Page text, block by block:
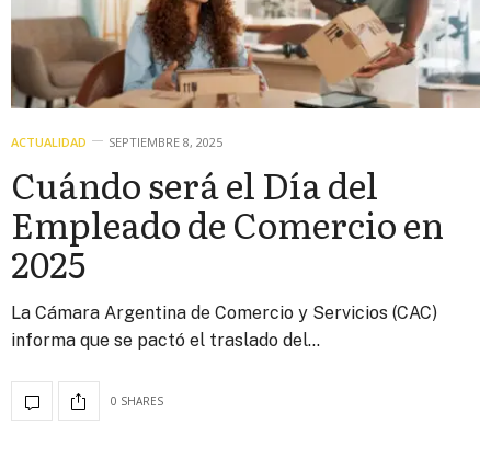
ACTUALIDAD SEPTIEMBRE 8, 2025
Cuándo será el Día del
Empleado de Comercio en
2025
La Cámara Argentina de Comercio y Servicios (CAC)
informa que se pactó el traslado del…
0 SHARES